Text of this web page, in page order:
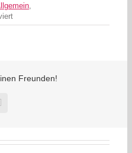
für
Heimatverein
Kartoffelfest
Freunden!